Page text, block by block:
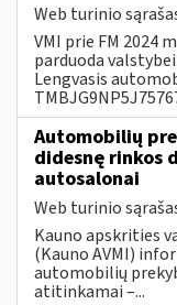
Web turinio
VMI prie FM 2024
parduoda
Lengvasis
Automobilių
didesnę rinkos
autosalonai
Web turinio
Kauno apskrities
(Kauno AVMI)
automobilių
atitinkamai –...